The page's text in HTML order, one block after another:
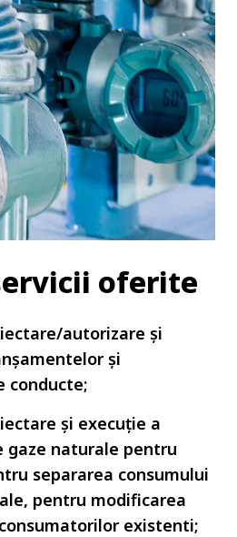
oferite
autorizare și
și
conducte;
și execuție a
gaze naturale pentru
separarea consumului
pentru modificarea
existenti;